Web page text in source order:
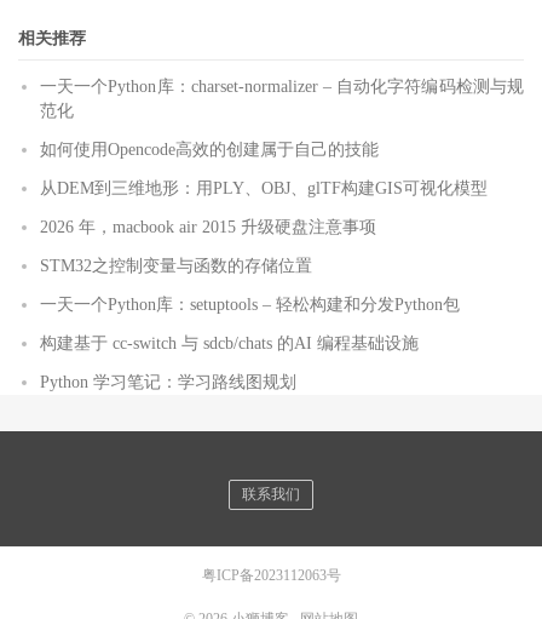
相关推荐
一天一个Python库：charset-normalizer – 自动化字符编码检测与规
范化
如何使用Opencode高效的创建属于自己的技能
从DEM到三维地形：用PLY、OBJ、glTF构建GIS可视化模型
2026 年，macbook air 2015 升级硬盘注意事项
STM32之控制变量与函数的存储位置
一天一个Python库：setuptools – 轻松构建和分发Python包
构建基于 cc-switch 与 sdcb/chats 的AI 编程基础设施
Python 学习笔记：学习路线图规划
联系我们
粤ICP备2023112063号